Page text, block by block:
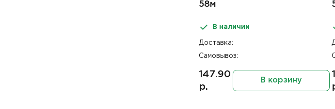
58м
В наличии
Доставка:
Самовывоз:
147.90
р.
В корзину